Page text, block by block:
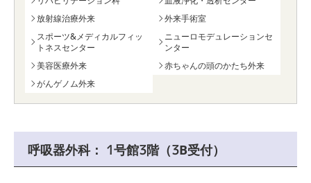
放射線治療外来
外来手術室
スポーツ&メディカルフィッ
トネスセンター
ニューロモデュレーションセ
ンター
美容医療外来
赤ちゃんの頭のかたち外来
がんゲノム外来
呼吸器外科： 1号館3階（3B受付）